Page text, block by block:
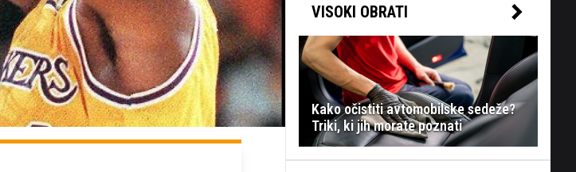
VISOKI OBRATI
Kako očistiti avtomobilske sedeže?
Triki, ki jih morate poznati